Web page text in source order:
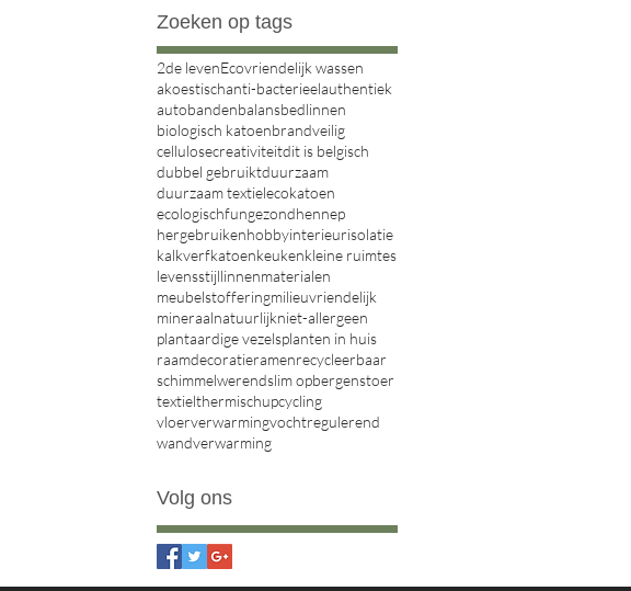
Zoeken op tags
2de levenEcovriendelijk wassen
akoestischanti-bacterieelauthentiek
autobandenbalansbedlinnen
biologisch katoenbrandveilig
cellulosecreativiteitdit is belgisch
dubbel gebruiktduurzaam
duurzaam textielecokatoen
ecologischfungezondhennep
hergebruikenhobbyinterieurisolatie
kalkverfkatoenkeukenkleine ruimtes
levensstijllinnenmaterialen
meubelstofferingmilieuvriendelijk
mineraalnatuurlijkniet-allergeen
plantaardige vezelsplanten in huis
raamdecoratieramenrecycleerbaar
schimmelwerendslim opbergenstoer
textielthermischupcycling
vloerverwarmingvochtregulerend
wandverwarming
Volg ons